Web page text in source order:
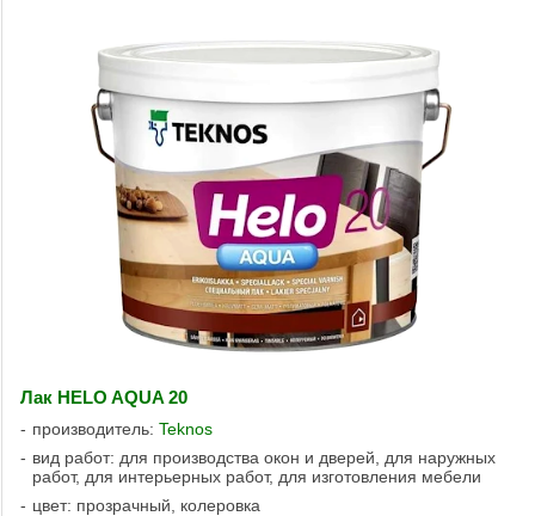
Лак HELO AQUA 20
производитель: Teknos
вид работ: для производства окон и дверей, для наружных
работ, для интерьерных работ, для изготовления мебели
цвет: прозрачный, колеровка